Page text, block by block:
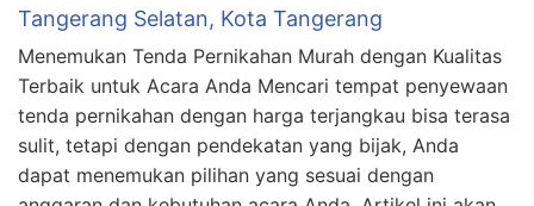
Tangerang Selatan, Kota Tangerang
Menemukan Tenda Pernikahan Murah dengan Kualitas
Terbaik untuk Acara Anda Mencari tempat penyewaan
tenda pernikahan dengan harga terjangkau bisa terasa
sulit, tetapi dengan pendekatan yang bijak, Anda
dapat menemukan pilihan yang sesuai dengan